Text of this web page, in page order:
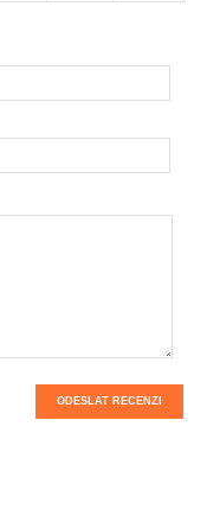
ODESLAT RECENZI